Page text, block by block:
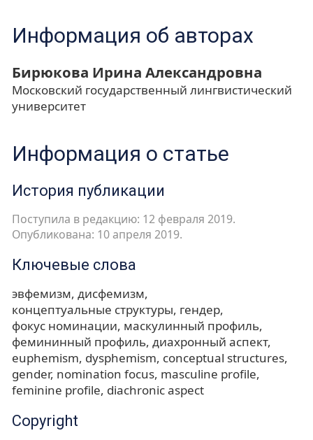
Информация об авторах
Бирюкова Ирина Александровна
Московский государственный лингвистический
университет
Информация о статье
История публикации
Поступила в редакцию: 12 февраля 2019.
Опубликована: 10 апреля 2019.
Ключевые слова
эвфемизм дисфемизм
концептуальные структуры гендер
фокус номинации маскулинный профиль
фемининный профиль диахронный аспект
euphemism dysphemism conceptual structures
gender nomination focus masculine profile
feminine profile diachronic aspect
Copyright